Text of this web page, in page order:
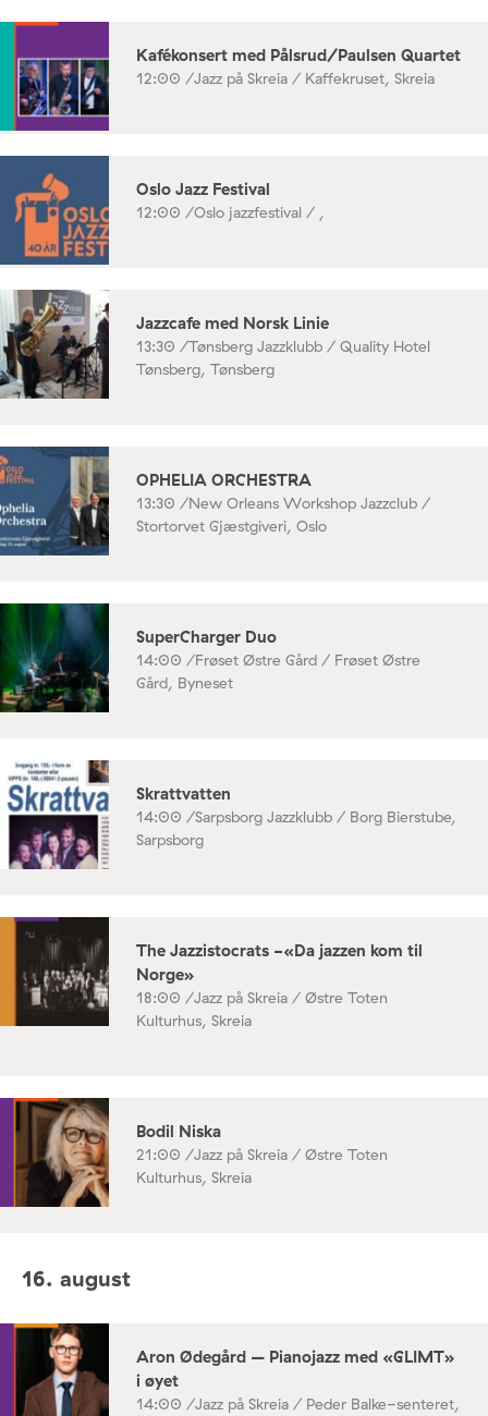
Kafékonsert med Pålsrud/Paulsen Quartet
12:00 /Jazz på Skreia / Kaffekruset, Skreia
Oslo Jazz Festival
12:00 /Oslo jazzfestival / ,
Jazzcafe med Norsk Linie
13:30 /Tønsberg Jazzklubb / Quality Hotel
Tønsberg, Tønsberg
OPHELIA ORCHESTRA
13:30 /New Orleans Workshop Jazzclub /
Stortorvet Gjæstgiveri, Oslo
SuperCharger Duo
14:00 /Frøset Østre Gård / Frøset Østre
Gård, Byneset
Skrattvatten
14:00 /Sarpsborg Jazzklubb / Borg Bierstube,
Sarpsborg
The Jazzistocrats -«Da jazzen kom til
Norge»
18:00 /Jazz på Skreia / Østre Toten
Kulturhus, Skreia
Bodil Niska
21:00 /Jazz på Skreia / Østre Toten
Kulturhus, Skreia
16. august
Aron Ødegård – Pianojazz med «GLIMT»
i øyet
14:00 /Jazz på Skreia / Peder Balke-senteret,